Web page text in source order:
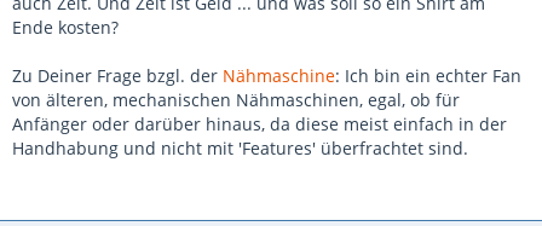
Ende kosten?
Zu Deiner Frage bzgl. der Nähmaschine: Ich bin ein echter Fan
von älteren, mechanischen Nähmaschinen, egal, ob für
Anfänger oder darüber hinaus, da diese meist einfach in der
Handhabung und nicht mit 'Features' überfrachtet sind.